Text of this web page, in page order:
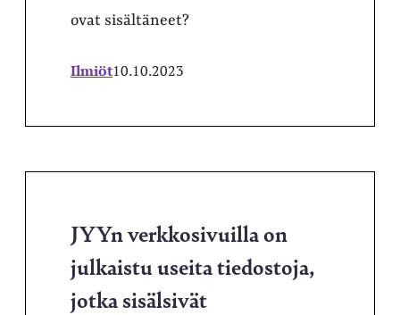
ovat sisältäneet?
Ilmiöt10.10.2023
JYYn verkkosivuilla on
julkaistu useita tiedostoja,
jotka sisälsivät